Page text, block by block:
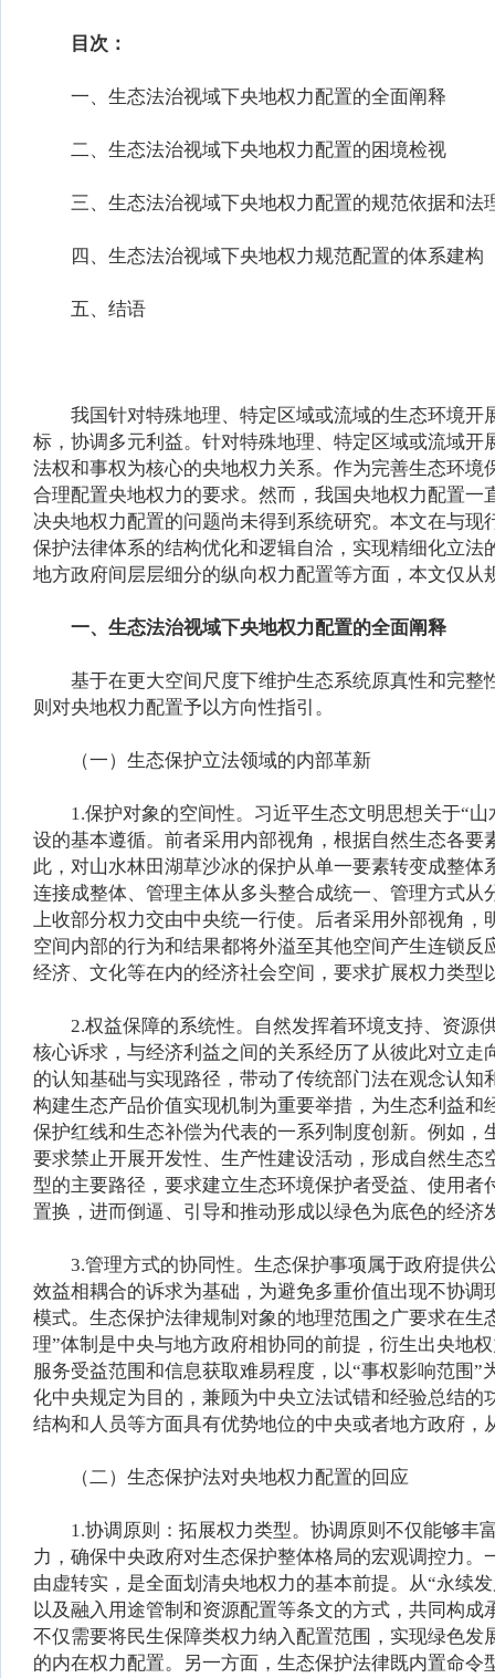
目次：
一、生态法治视域下央地权力配置的全面阐释
二、生态法治视域下央地权力配置的困境检视
三、生态法治视域下央地权力配置的规范依据和法
四、生态法治视域下央地权力规范配置的体系建构
五、结语
我国针对特殊地理、特定区域或流域的生态环境开
标，协调多元利益。针对特殊地理、特定区域或流域
法权和事权为核心的央地权力关系。作为完善生态环
合理配置央地权力的要求。然而，我国央地权力配置
决央地权力配置的问题尚未得到系统研究。本文在与
保护法律体系的结构优化和逻辑自洽，实现精细化立
地方政府间层层细分的纵向权力配置等方面，本文仅
一、生态法治视域下央地权力配置的全面阐释
基于在更大空间尺度下维护生态系统原真性和完整
则对央地权力配置予以方向性指引。
（一）生态保护立法领域的内部革新
1.保护对象的空间性。习近平生态文明思想关于“山
设的基本遵循。前者采用内部视角，根据自然生态各
此，对山水林田湖草沙冰的保护从单一要素转变成整
连接成整体、管理主体从多头整合成统一、管理方式
上收部分权力交由中央统一行使。后者采用外部视角
空间内部的行为和结果都将外溢至其他空间产生连锁
经济、文化等在内的经济社会空间，要求扩展权力类
2.权益保障的系统性。自然发挥着环境支持、资源
核心诉求，与经济利益之间的关系经历了从彼此对立
的认知基础与实现路径，带动了传统部门法在观念认
构建生态产品价值实现机制为重要举措，为生态利益
保护红线和生态补偿为代表的一系列制度创新。例如
要求禁止开展开发性、生产性建设活动，形成自然生
型的主要路径，要求建立生态环境保护者受益、使用
置换，进而倒逼、引导和推动形成以绿色为底色的经
3.管理方式的协同性。生态保护事项属于政府提供
效益相耦合的诉求为基础，为避免多重价值出现不协
模式。生态保护法律规制对象的地理范围之广要求在
理”体制是中央与地方政府相协同的前提，衍生出央地
服务受益范围和信息获取难易程度，以“事权影响范围
化中央规定为目的，兼顾为中央立法试错和经验总结
结构和人员等方面具有优势地位的中央或者地方政府
（二）生态保护法对央地权力配置的回应
1.协调原则：拓展权力类型。协调原则不仅能够丰
力，确保中央政府对生态保护整体格局的宏观调控力
由虚转实，是全面划清央地权力的基本前提。从“永续
以及融入用途管制和资源配置等条文的方式，共同构
不仅需要将民生保障类权力纳入配置范围，实现绿色
的内在权力配置。另一方面，生态保护法律既内置命